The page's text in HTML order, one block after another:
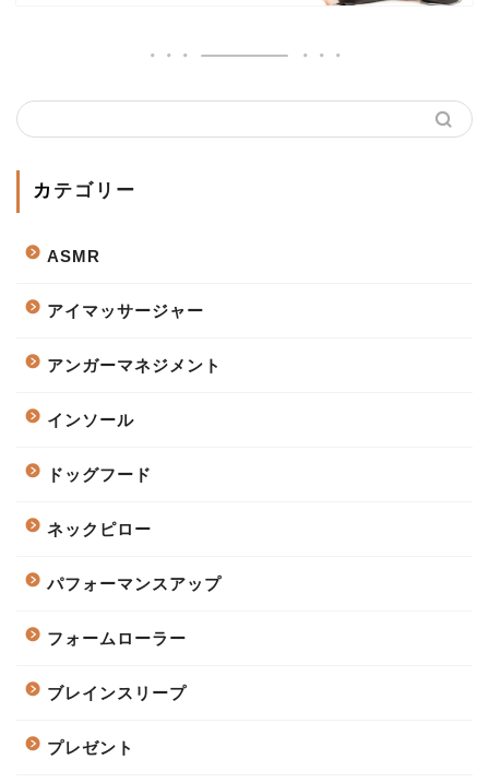
カテゴリー
ASMR
アイマッサージャー
アンガーマネジメント
インソール
ドッグフード
ネックピロー
パフォーマンスアップ
フォームローラー
ブレインスリープ
プレゼント